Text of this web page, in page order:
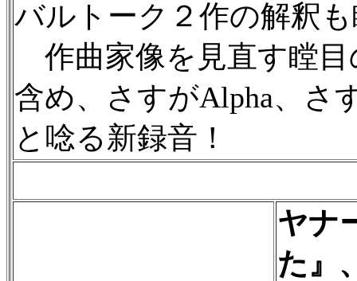
バルトーク２作の解釈
作曲家像を見直す瞠目
含め、さすがAlpha、さ
と唸る新録音！
ヤナ
た』